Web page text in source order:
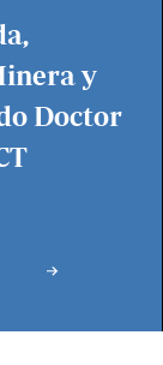
y
Doctor